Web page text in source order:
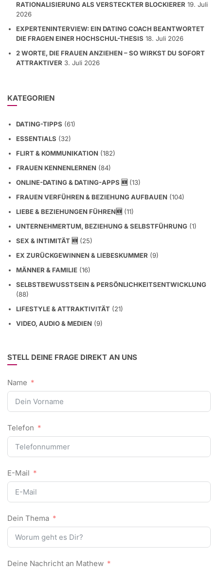
RATIONALISIERUNG ALS VERSTECKTER BLOCKIERER 19. Juli
2026
EXPERTENINTERVIEW: EIN DATING COACH BEANTWORTET
DIE FRAGEN EINER HOCHSCHUL-THESIS 18. Juli 2026
2 WORTE, DIE FRAUEN ANZIEHEN – SO WIRKST DU SOFORT
ATTRAKTIVER 3. Juli 2026
KATEGORIEN
DATING-TIPPS (61)
ESSENTIALS (32)
FLIRT & KOMMUNIKATION (182)
FRAUEN KENNENLERNEN (84)
ONLINE-DATING & DATING-APPS 🆕 (13)
FRAUEN VERFÜHREN & BEZIEHUNG AUFBAUEN (104)
LIEBE & BEZIEHUNGEN FÜHREN🆕 (11)
UNTERNEHMERTUM, BEZIEHUNG & SELBSTFÜHRUNG (1)
SEX & INTIMITÄT 🆕 (25)
EX ZURÜCKGEWINNEN & LIEBESKUMMER (9)
MÄNNER & FAMILIE (16)
SELBSTBEWUSSTSEIN & PERSÖNLICHKEITSENTWICKLUNG
(88)
LIFESTYLE & ATTRAKTIVITÄT (21)
VIDEO, AUDIO & MEDIEN (9)
STELL DEINE FRAGE DIREKT AN UNS
Name
Telefon
E-Mail
Dein Thema
Deine Nachricht an Mathew